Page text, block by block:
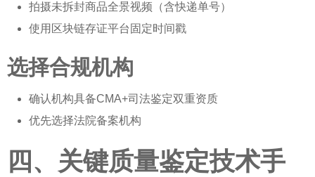
拍摄未拆封商品全景视频（含快递单号）
使用区块链存证平台固定时间戳
选择合规机构
确认机构具备CMA+司法鉴定双重资质
优先选择法院备案机构
四、关键质量鉴定技术手